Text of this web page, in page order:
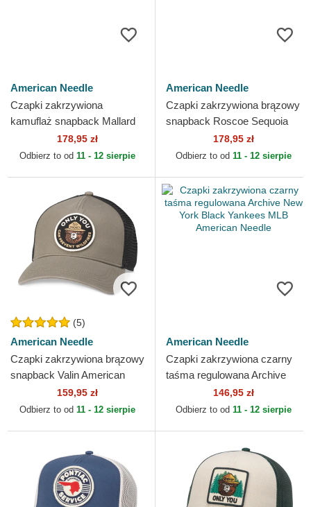
American Needle
Czapki zakrzywiona
kamuflaż snapback Mallard
Foamy California Bear
American Needle
178,95 zł
Odbierz to od 11 - 12 sierpie
American Needle
Czapki zakrzywiona brązowy
snapback Roscoe Sequoia
National Park American
Needle
178,95 zł
Odbierz to od 11 - 12 sierpie
(5)
American Needle
Czapki zakrzywiona brązowy
snapback Valin American
159,95 zł
Odbierz to od 11 - 12 sierpie
American Needle
Czapki zakrzywiona czarny
taśma regulowana Archive
New York Black Yankees
MLB American Needle
146,95 zł
Odbierz to od 11 - 12 sierpie